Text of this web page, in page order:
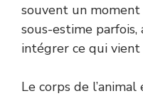
souvent un
sous-estime parfois,
intégrer ce qui vient
Le corps de